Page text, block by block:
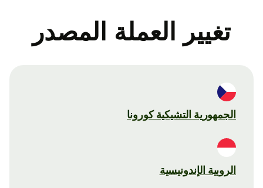
تغيير العملة المصدر
الجمهورية التشيكية كورونا
الروبية الإندونيسية